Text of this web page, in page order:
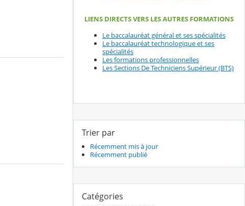
LIENS DIRECTS VERS LES AUTRES FORMATIONS
Le baccalauréat général et ses spécialités
Le baccalauréat technologique et ses
spécialités
Les formations professionnelles
Les Sections De Techniciens Supérieur (BTS)
Trier par
Récemment mis à jour
Récemment publié
Catégories